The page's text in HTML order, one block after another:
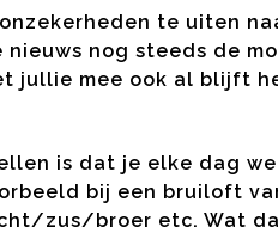
te uiten
nog steeds de
jullie mee ook al blijft
is dat je elke dag
bij een bruiloft
zus/broer etc. Wat